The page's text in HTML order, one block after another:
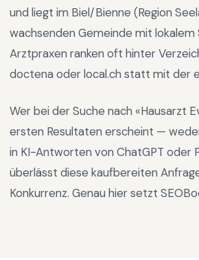
und liegt im Biel/Bienne (Region
wachsenden Gemeinde mit lokalem
Arztpraxen ranken oft hinter
doctena oder local.ch statt mit der
Wer bei der Suche nach «Hausarzt
ersten Resultaten erscheint —
in KI-Antworten von ChatGPT oder
überlässt diese kaufbereiten
Konkurrenz. Genau hier setzt